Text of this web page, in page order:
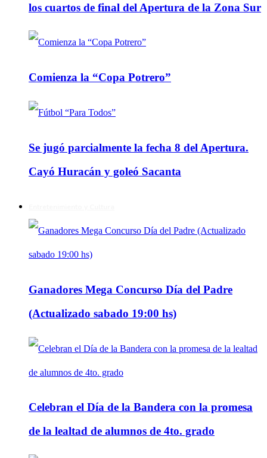
los cuartos de final del Apertura de la Zona Sur
Comienza la “Copa Potrero”
Se jugó parcialmente la fecha 8 del Apertura.
Cayó Huracán y goleó Sacanta
Ganadores Mega Concurso Día del Padre
(Actualizado sabado 19:00 hs)
Celebran el Día de la Bandera con la promesa
de la lealtad de alumnos de 4to. grado